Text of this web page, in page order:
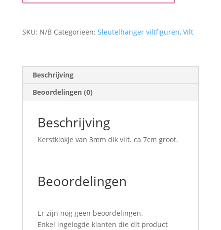
SKU: N/B Categorieën: Sleutelhanger viltfiguren, Vilt
Beschrijving
Beoordelingen (0)
Beschrijving
Kerstklokje van 3mm dik vilt. ca 7cm groot.
Beoordelingen
Er zijn nog geen beoordelingen.
Enkel ingelogde klanten die dit product